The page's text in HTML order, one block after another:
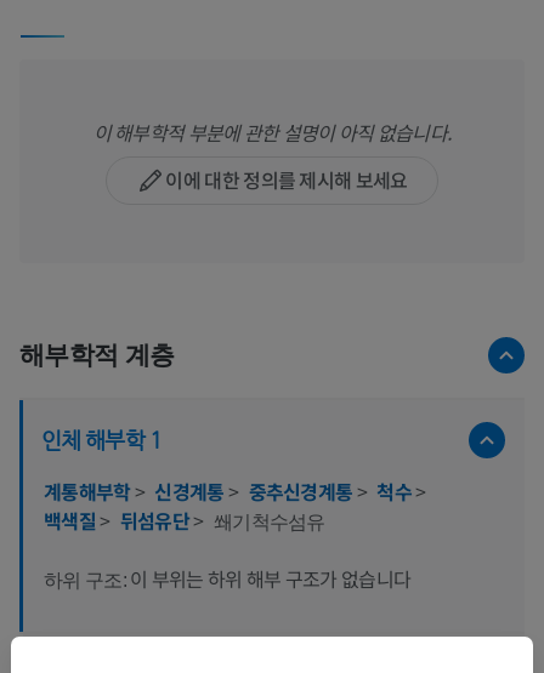
이 해부학적 부분에 관한 설명이 아직 없습니다.
이에 대한 정의를 제시해 보세요
해부학적 계층
인체 해부학 1
계통해부학> 신경계통> 중추신경계통> 척수>
백색질> 뒤섬유단> 쐐기척수섬유
하위 구조: 이 부위는 하위 해부 구조가 없습니다